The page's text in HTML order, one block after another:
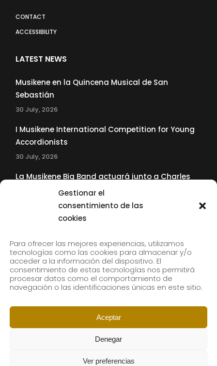
Gestionar el
consentimiento de las
cookies
Para ofrecer las mejores experiencias, utilizamos
tecnologías como las cookies para almacenar y/o
acceder a la información del dispositivo. El
consentimiento de estas tecnologías nos permitirá
procesar datos como el comportamiento de
navegación o las identificaciones únicas en este sitio.
Aceptar
Denegar
Ver preferencias
CONTACT
ACCESSIBILITY
LATEST NEWS
Musikene en la Quincena Musical de San
Sebastián
30 July, 2026
I Musikene International Competition for Young
Accordionists
30 July, 2026
La Musikene Big Band actuará junto a Charles
Tolliver en el 61 Jazzaldia
Subscribe to our newsletter to receive our news by
email.